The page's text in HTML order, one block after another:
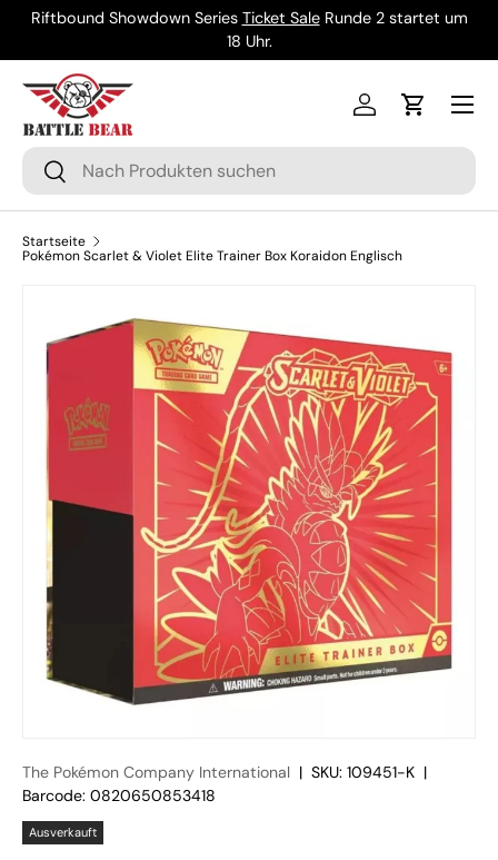
Riftbound Showdown Series Ticket SaleRunde 2 startet um
18 Uhr.
Suchen
Suchen
Einloggen
Menü
Startseite
Pokémon Scarlet & Violet Elite Trainer Box Koraidon Englisch
The Pokémon Company International | SKU: 109451-K |
Barcode: 0820650853418
Ausverkauft